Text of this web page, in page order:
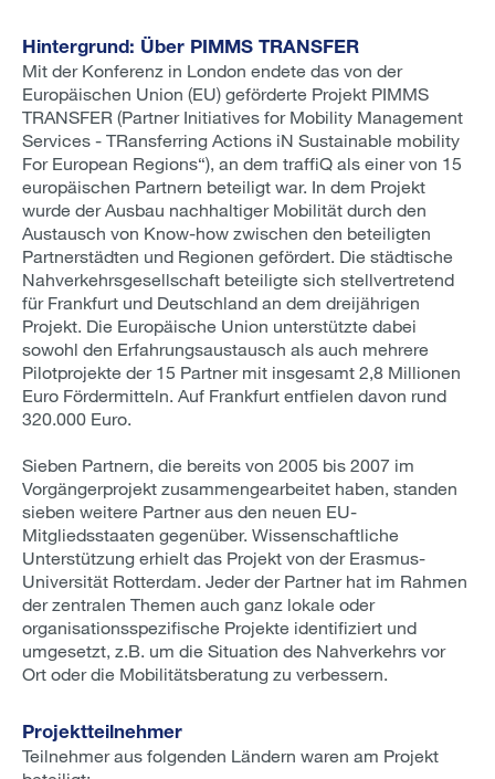
Hintergrund: Über PIMMS TRANSFER
Mit der Konferenz in London endete das von der
Europäischen Union (EU) geförderte Projekt PIMMS
TRANSFER (Partner Initiatives for Mobility Management
Services - TRansferring Actions iN Sustainable mobility
For European Regions“), an dem traffiQ als einer von 15
europäischen Partnern beteiligt war. In dem Projekt
wurde der Ausbau nachhaltiger Mobilität durch den
Austausch von Know-how zwischen den beteiligten
Partnerstädten und Regionen gefördert. Die städtische
Nahverkehrsgesellschaft beteiligte sich stellvertretend
für Frankfurt und Deutschland an dem dreijährigen
Projekt. Die Europäische Union unterstützte dabei
sowohl den Erfahrungsaustausch als auch mehrere
Pilotprojekte der 15 Partner mit insgesamt 2,8 Millionen
Euro Fördermitteln. Auf Frankfurt entfielen davon rund
320.000 Euro.
Sieben Partnern, die bereits von 2005 bis 2007 im
Vorgängerprojekt zusammengearbeitet haben, standen
sieben weitere Partner aus den neuen EU-
Mitgliedsstaaten gegenüber. Wissenschaftliche
Unterstützung erhielt das Projekt von der Erasmus-
Universität Rotterdam. Jeder der Partner hat im Rahmen
der zentralen Themen auch ganz lokale oder
organisationsspezifische Projekte identifiziert und
umgesetzt, z.B. um die Situation des Nahverkehrs vor
Ort oder die Mobilitätsberatung zu verbessern.
Projektteilnehmer
Teilnehmer aus folgenden Ländern waren am Projekt